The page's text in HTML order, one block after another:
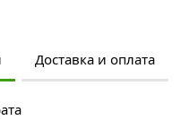
Доставка и оплата